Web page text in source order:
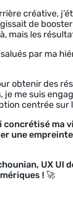
créative,
de
mais les
par ma
obtenir des
je me suis
centrée sur
concrétisé ma
une
UX UI
! 🚀